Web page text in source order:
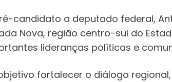
candidato a deputado federal,
Nova, região centro-sul do
lideranças políticas e
fortalecer o diálogo